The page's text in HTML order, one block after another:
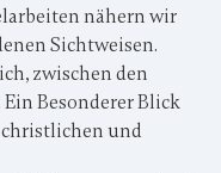
nähern wir
Sichtweisen.
zwischen den
Besonderer Blick
und